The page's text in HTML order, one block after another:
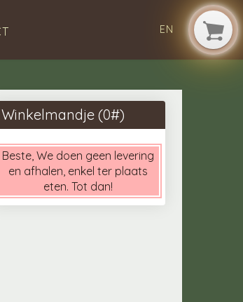
EN
Winkelmandje (0#)
Beste, We doen geen levering
en afhalen, enkel ter plaats
eten. Tot dan!